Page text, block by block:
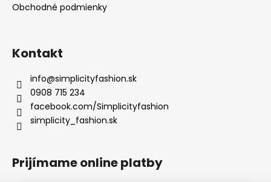
Obchodné podmienky
Kontakt
info@simplicityfashion.sk
0908 715 234
facebook.com/Simplicityfashion
simplicity_fashion.sk
Prijímame online platby